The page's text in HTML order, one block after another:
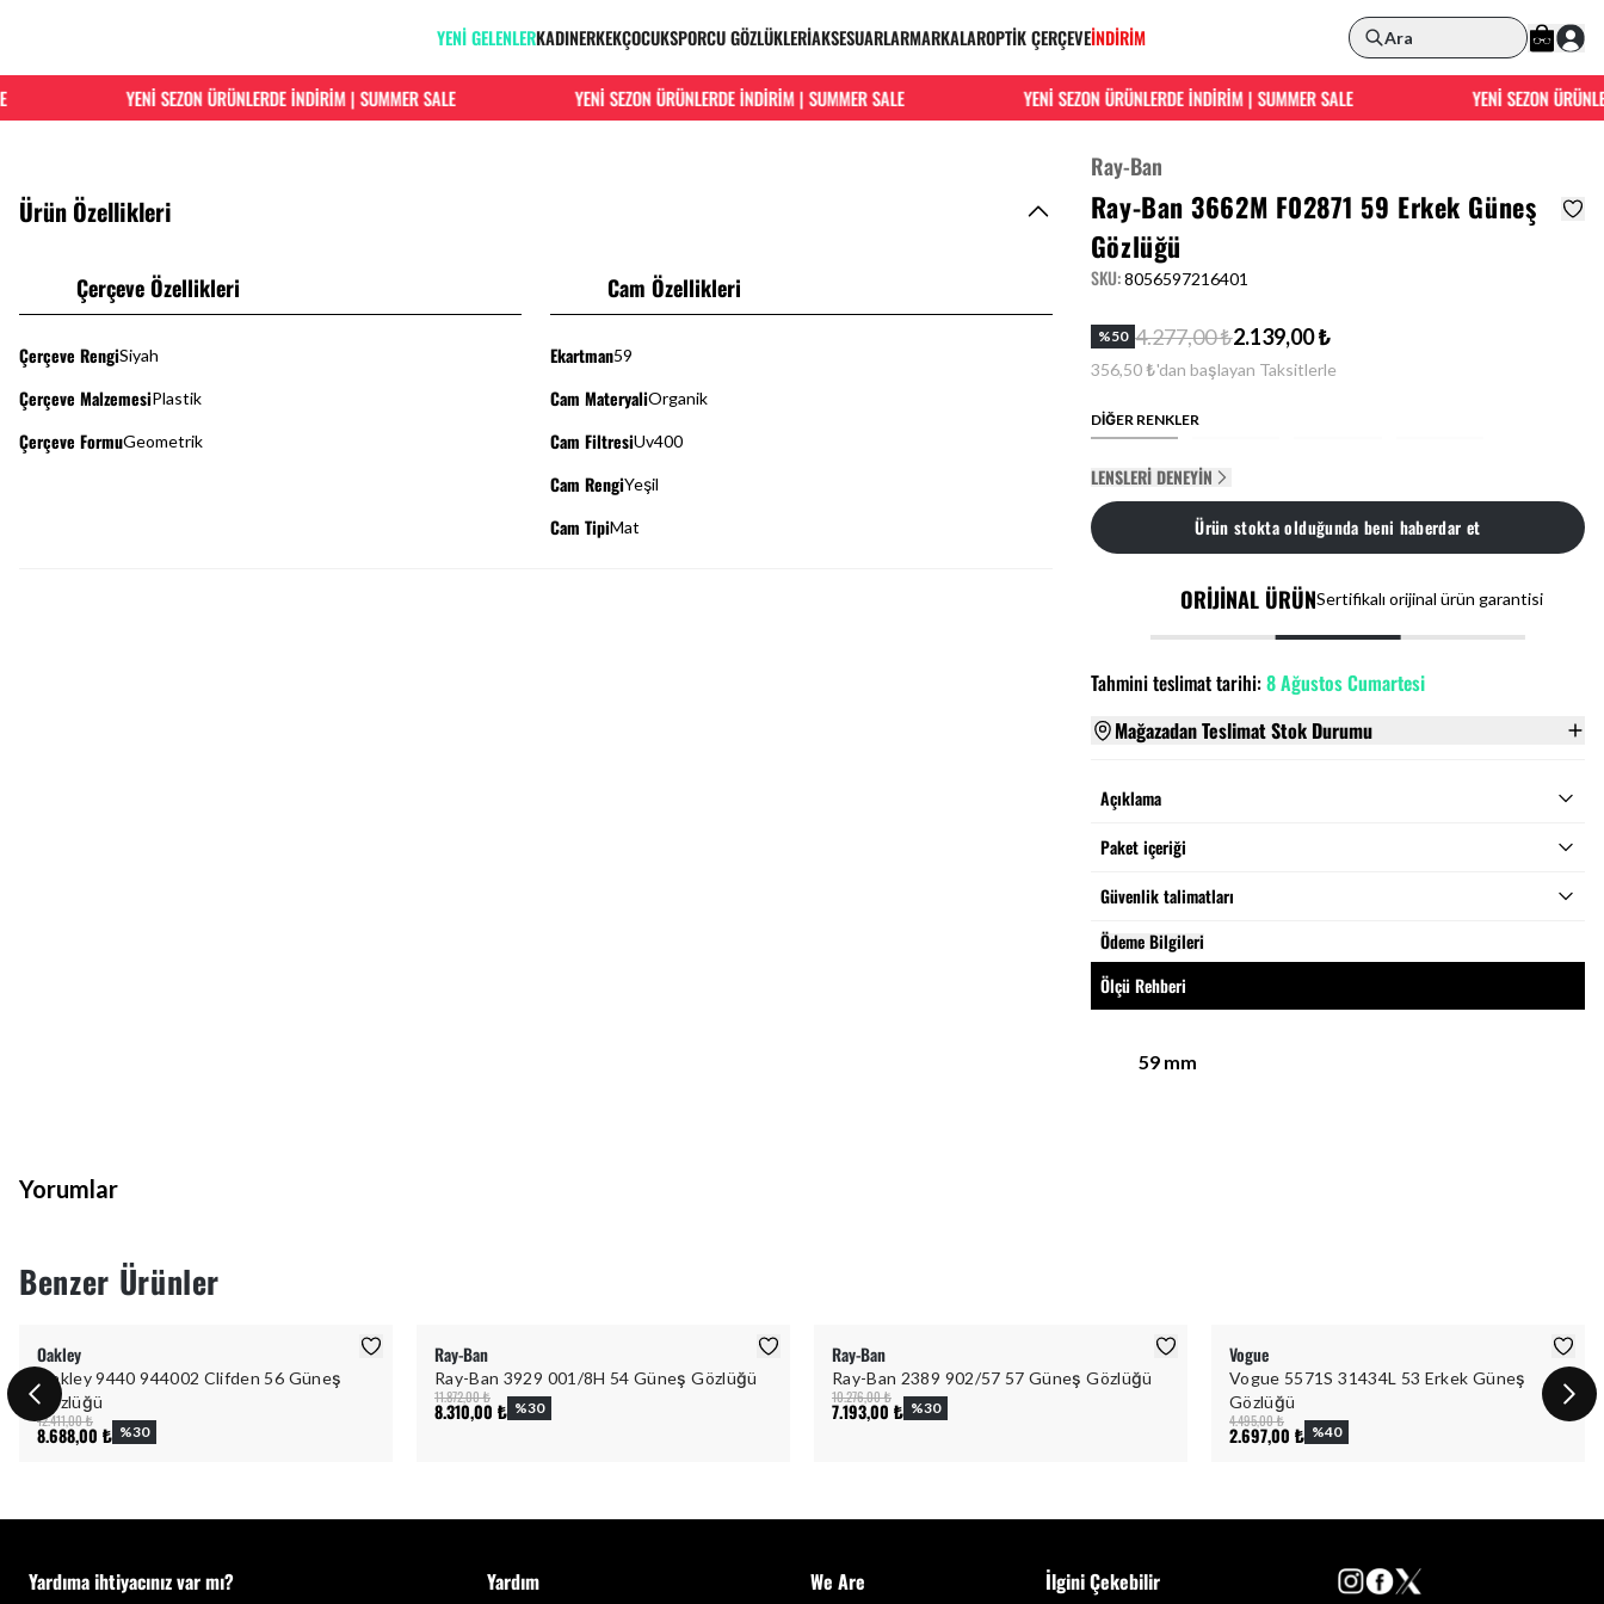
YENİ GELENLERKADINERKEKÇOCUKSPORCU GÖZLÜKLERİAKSESUARLARMARKALAROPTİK ÇERÇEVEİNDİRİM Ara
YENİ SEZON ÜRÜNLERDE İNDİRİM | SUMMER SALE YENİ SEZON ÜRÜNLERDE İNDİRİM | SUMMER SALE YENİ SEZON ÜRÜNLERDE İNDİRİM | SUMMER SALE YENİ SEZON
Ürün Özellikleri
Çerçeve Özellikleri
Çerçeve RengiSiyah
Çerçeve MalzemesiPlastik
Çerçeve FormuGeometrik
Cam Özellikleri
Ekartman59
Cam MateryaliOrganik
Cam FiltresiUv400
Cam RengiYeşil
Cam TipiMat
Ray-Ban
Ray-Ban 3662M F02871 59 Erkek Güneş
Gözlüğü
SKU:8056597216401
%50 4.277,00 ₺2.139,00 ₺
356,50 ₺'dan başlayan Taksitlerle
DİĞER RENKLER
LENSLERI DENEYIN
Ürün stokta olduğunda beni haberdar et
ORİJİNAL ÜRÜNSertifikalı orijinal ürün garantisi
Tahmini teslimat tarihi:8 Ağustos Cumartesi
Mağazadan Teslimat Stok Durumu
Açıklama
Paket içeriği
Güvenlik talimatları
Ödeme Bilgileri
Ölçü Rehberi
59 mm
Yorumlar
Benzer Ürünler
Oakley
Oakley 9440 944002 Clifden 56 Güneş
Gözlüğü
12.411,00 ₺
8.688,00 ₺ %30
Ray-Ban
Ray-Ban 3929 001/8H 54 Güneş Gözlüğü
11.872,00 ₺
8.310,00 ₺ %30
Ray-Ban
Ray-Ban 2389 902/57 57 Güneş Gözlüğü
10.276,00 ₺
7.193,00 ₺ %30
Vogue
Vogue 5571S 31434L 53 Erkek Güneş
Gözlüğü
4.495,00 ₺
2.697,00 ₺ %40
Yardıma ihtiyacınız var mı? Yardım We Are İlgini Çekebilir